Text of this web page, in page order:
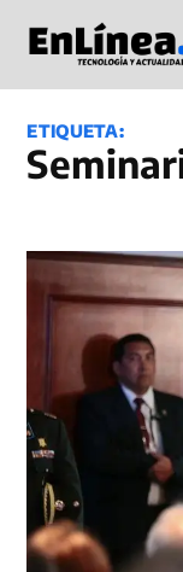
contenido
ETIQUETA: